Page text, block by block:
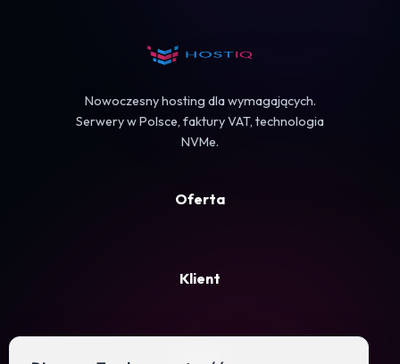
Nowoczesny hosting dla wymagających.
Serwery w Polsce, faktury VAT, technologia
NVMe.
Oferta
Klient
Firma